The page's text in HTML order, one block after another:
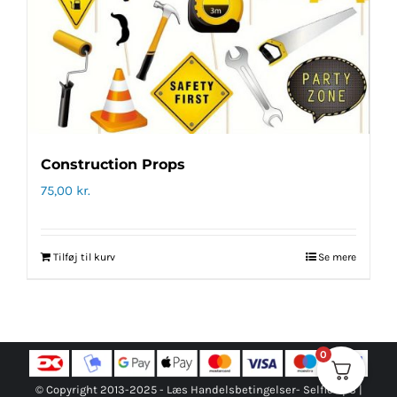
Construction Props
75,00 kr.
Tilføj til kurv Se mere
© Copyright 2013-2025 - Læs Handelsbetingelser- Selfie ApS |
0